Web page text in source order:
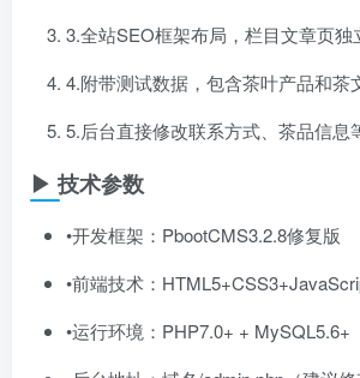
3.全站SEO框架布局，栏目文章页独
4.附带测试数据，包含茶叶产品和茶
5.后台直接修改联系方式、茶品信息
▶ 技术参数
•开发框架：PbootCMS3.2.8修复版
•前端技术：
•运行环境：PHP7.0+ + MySQL5.6+